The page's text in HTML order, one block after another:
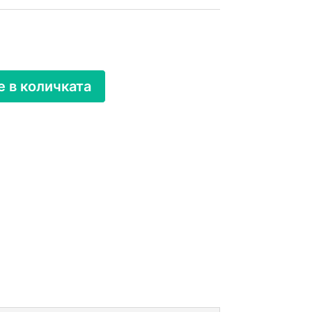
в количката